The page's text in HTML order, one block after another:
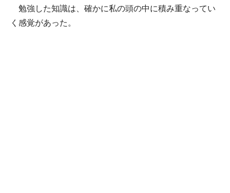
勉強した知識は、確かに私の頭の中に積み重なってい
く感覚があった。